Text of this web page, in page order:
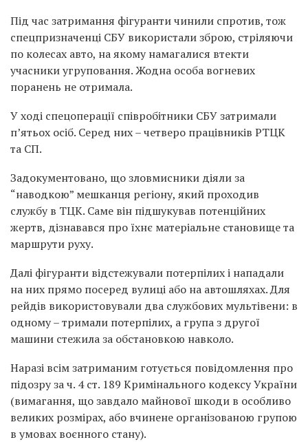
Під час затримання фігуранти чинили спротив, тож
спецпризначенці СБУ використали зброю, стріляючи
по колесах авто, на якому намагалися втекти
учасники угруповання. Жодна особа вогневих
поранень не отримала.
У ході спецоперації співробітники СБУ затримали
п’ятьох осіб. Серед них – четверо працівників РТЦК
та СП.
Задокументовано, що зловмисники діяли за
“наводкою” мешканця регіону, який проходив
службу в ТЦК. Саме він підшукував потенційних
жертв, дізнавався про їхнє матеріальне становище та
маршрути руху.
Далі фігуранти відстежували потерпілих і нападали
на них прямо посеред вулиці або на автошляхах. Для
рейдів використовували два службових мультівени: в
одному – тримали потерпілих, а група з другої
машини стежила за обстановкою навколо.
Наразі всім затриманим готується повідомлення про
підозру за ч. 4 ст. 189 Кримінального кодексу України
(вимагання, що завдало майнової шкоди в особливо
великих розмірах, або вчинене організованою групою
в умовах воєнного стану).